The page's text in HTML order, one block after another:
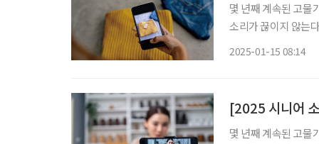
몇 년째 계속된 고물
소리가 끊이지 않는
2025-01-15 08:14
[2025 시니어
몇 년째 계속된 고물